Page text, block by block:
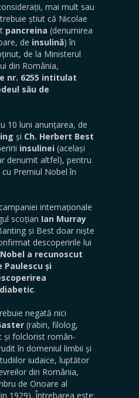
mai mult sau
știut că Nicolae
pancreina (denumirea
de insulină) în
de la Ministerul
din România,
nr. 6255 intitulat
său de
10 luni anunțarea, de
și Ch. Herbert Best
insulinei (același
denumit altfel), pentru
Premiul Nobel în
internaționale
scoțian Ian Murray
și Best doar niște
descoperirile lui
a recunoscut
Paulescu și
.
negată nici
(rabin, filolog,
și folclorist român-
în domeniul limbii și
iudaice, luptător
din România,
de Onoare al
1929). Întrebarea este: